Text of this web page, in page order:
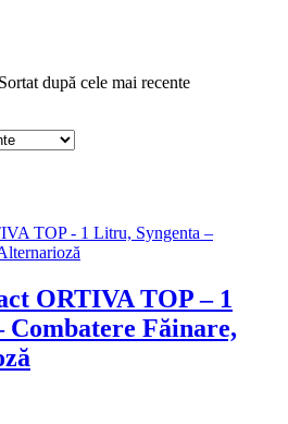
Sortat după cele mai recente
ORTIVA TOP – 1
Făinare,